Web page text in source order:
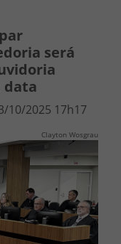
será
data
10/2025 17h17
Clayton Wosgrau